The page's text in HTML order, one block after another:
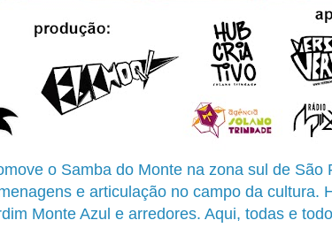
o Samba do Monte na zona sul de
e articulação no campo da
Monte Azul e arredores. Aqui, todas e